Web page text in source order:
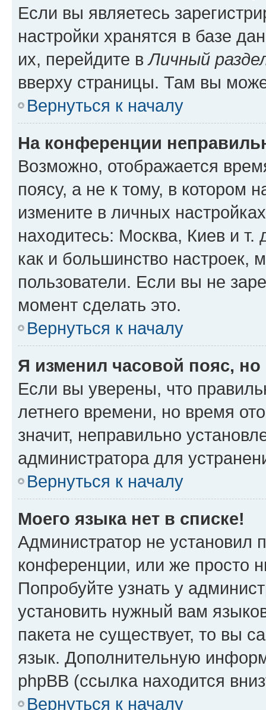
Если вы являетесь
настройки хранятся в базе
их, перейдите вЛичный
вверху страницы. Там вы
Вернуться к началу
На конференции
Возможно, отображается
поясу, а не к тому, в котором
измените в личных
находитесь: Москва, Киев и т.
как и большинство настроек,
пользователи. Если вы не
момент сделать это.
Вернуться к началу
Я изменил часовой пояс,
Если вы уверены, что
летнего времени, но время
значит, неправильно
администратора для
Вернуться к началу
Моего языка нет в списке!
Администратор не установил
конференции, или же просто
Попробуйте узнать у
установить нужный вам
пакета не существует, то вы
язык. Дополнительную
phpBB (ссылка находится
Вернуться к началу